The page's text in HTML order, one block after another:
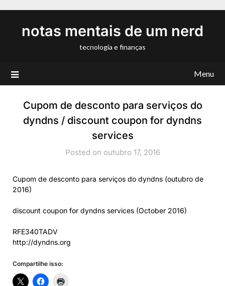
contentnotas mentais de um nerd
tecnologia e finanças
Menu
Cupom de desconto para serviços do
dyndns / discount coupon for dyndns
services
Posted on outubro 17, 2016
Cupom de desconto para serviços do dyndns (outubro de
2016)
discount coupon for dyndns services (October 2016)
RFE340TADV
http://dyndns.org
Compartilhe isso: